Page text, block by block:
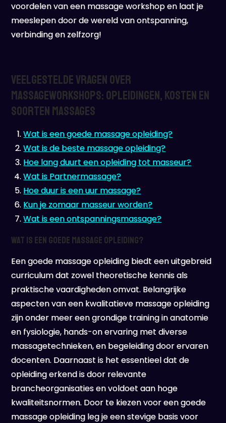
voordelen van een massage workshop en laat je
meeslepen door de wereld van ontspanning,
verbinding en zelfzorg!
Veelgestelde Vragen over
Massageworkshops: Opleidingen, Kosten en
Soorten Massages
Wat is een goede massage opleiding?
Wat is de beste massage opleiding?
Hoe lang duurt een opleiding tot masseur?
Wat is Partnermassage?
Hoe duur is een uur massage?
Kun je zomaar masseur worden?
Wat is een ontspanningsmassage?
Wat is een goede massage opleiding?
Een goede massage opleiding biedt een uitgebreid
curriculum dat zowel theoretische kennis als
praktische vaardigheden omvat. Belangrijke
aspecten van een kwalitatieve massage opleiding
zijn onder meer een grondige training in anatomie
en fysiologie, hands-on ervaring met diverse
massagetechnieken, en begeleiding door ervaren
docenten. Daarnaast is het essentieel dat de
opleiding erkend is door relevante
brancheorganisaties en voldoet aan hoge
kwaliteitsnormen. Door te kiezen voor een goede
massage opleiding leg je een stevige basis voor